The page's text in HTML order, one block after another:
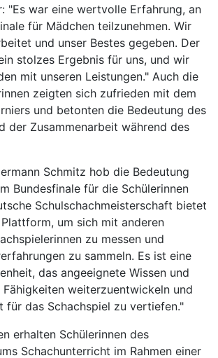
"Es war eine wertvolle Erfahrung, an
für Mädchen teilzunehmen. Wir
und unser Bestes gegeben. Der
stolzes Ergebnis für uns, und wir
mit unseren Leistungen." Auch die
zeigten sich zufrieden mit dem
und betonten die Bedeutung des
der Zusammenarbeit während des
Schmitz hob die Bedeutung
Bundesfinale für die Schülerinnen
Schulschachmeisterschaft bietet
um sich mit anderen
zu messen und
zu sammeln. Es ist eine
das angeeignete Wissen und
weiterzuentwickeln und
für das Schachspiel zu vertiefen."
erhalten Schülerinnen des
Schachunterricht im Rahmen einer